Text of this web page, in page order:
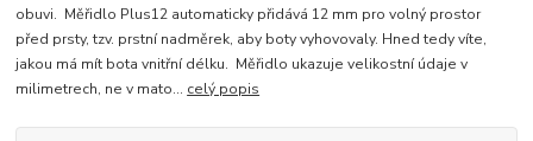
obuvi. Měřidlo Plus12 automaticky přidává 12 mm pro volný prostor
před prsty, tzv. prstní nadměrek, aby boty vyhovovaly. Hned tedy víte,
jakou má mít bota vnitřní délku. Měřidlo ukazuje velikostní údaje v
milimetrech, ne v mato... celý popis